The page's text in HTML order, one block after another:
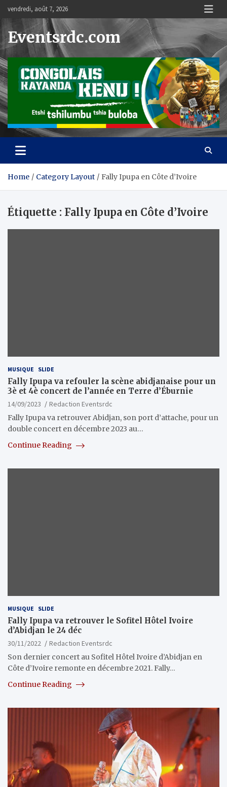
content
vendredi, août 7, 2026
Eventsrdc.com
Home Category Layout Fally Ipupa en Côte d’Ivoire
Étiquette : Fally Ipupa en Côte d’Ivoire
MUSIQUE SLIDE
Fally Ipupa va refouler la scène abidjanaise pour un
3è et 4è concert de l’année en Terre d’Éburnie
14/09/2023
Redaction Eventsrdc
Fally Ipupa va retrouver Abidjan, son port d’attache, pour un
double concert en décembre 2023 au…
Continue Reading
MUSIQUE SLIDE
Fally Ipupa va retrouver le Sofitel Hôtel Ivoire
d’Abidjan le 24 déc
30/11/2022
Redaction Eventsrdc
Son dernier concert au Sofitel Hôtel Ivoire d’Abidjan en
Côte d’Ivoire remonte en décembre 2021. Fally…
Continue Reading